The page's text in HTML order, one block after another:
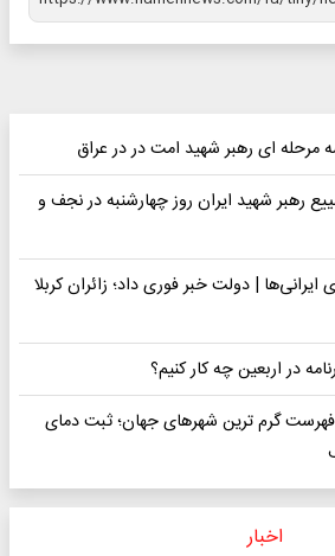
مرحله ای رهبر شهید امت در در عراق
رهبر شهید ایران روز چهارشنبه در نجف و
ایرانی‌ها | دولت خبر فوری داد؛ زائران کربلا
در اربعین چه کار کنیم؟
گرم ترین شهرهای جهان؛ ثبت دمای
اخبار